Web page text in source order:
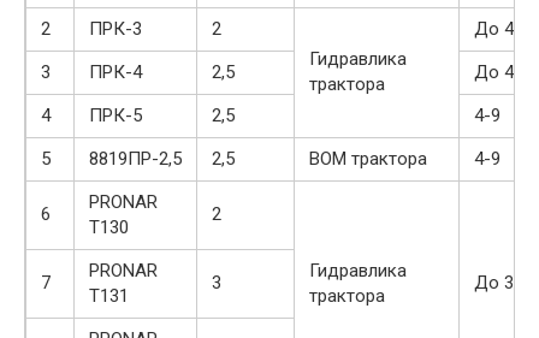
2 ПРК-3
2
Гидравлика
трактора
До 4
3
ПРК-4 2,5
До 4
4
ПРК-5 2,5
4-9
5
8819ПР-2,5 2,5 ВОМ трактора 4-9
6
PRONAR
T130
2
Гидравлика
трактора
До 3
7
PRONAR
T131
3